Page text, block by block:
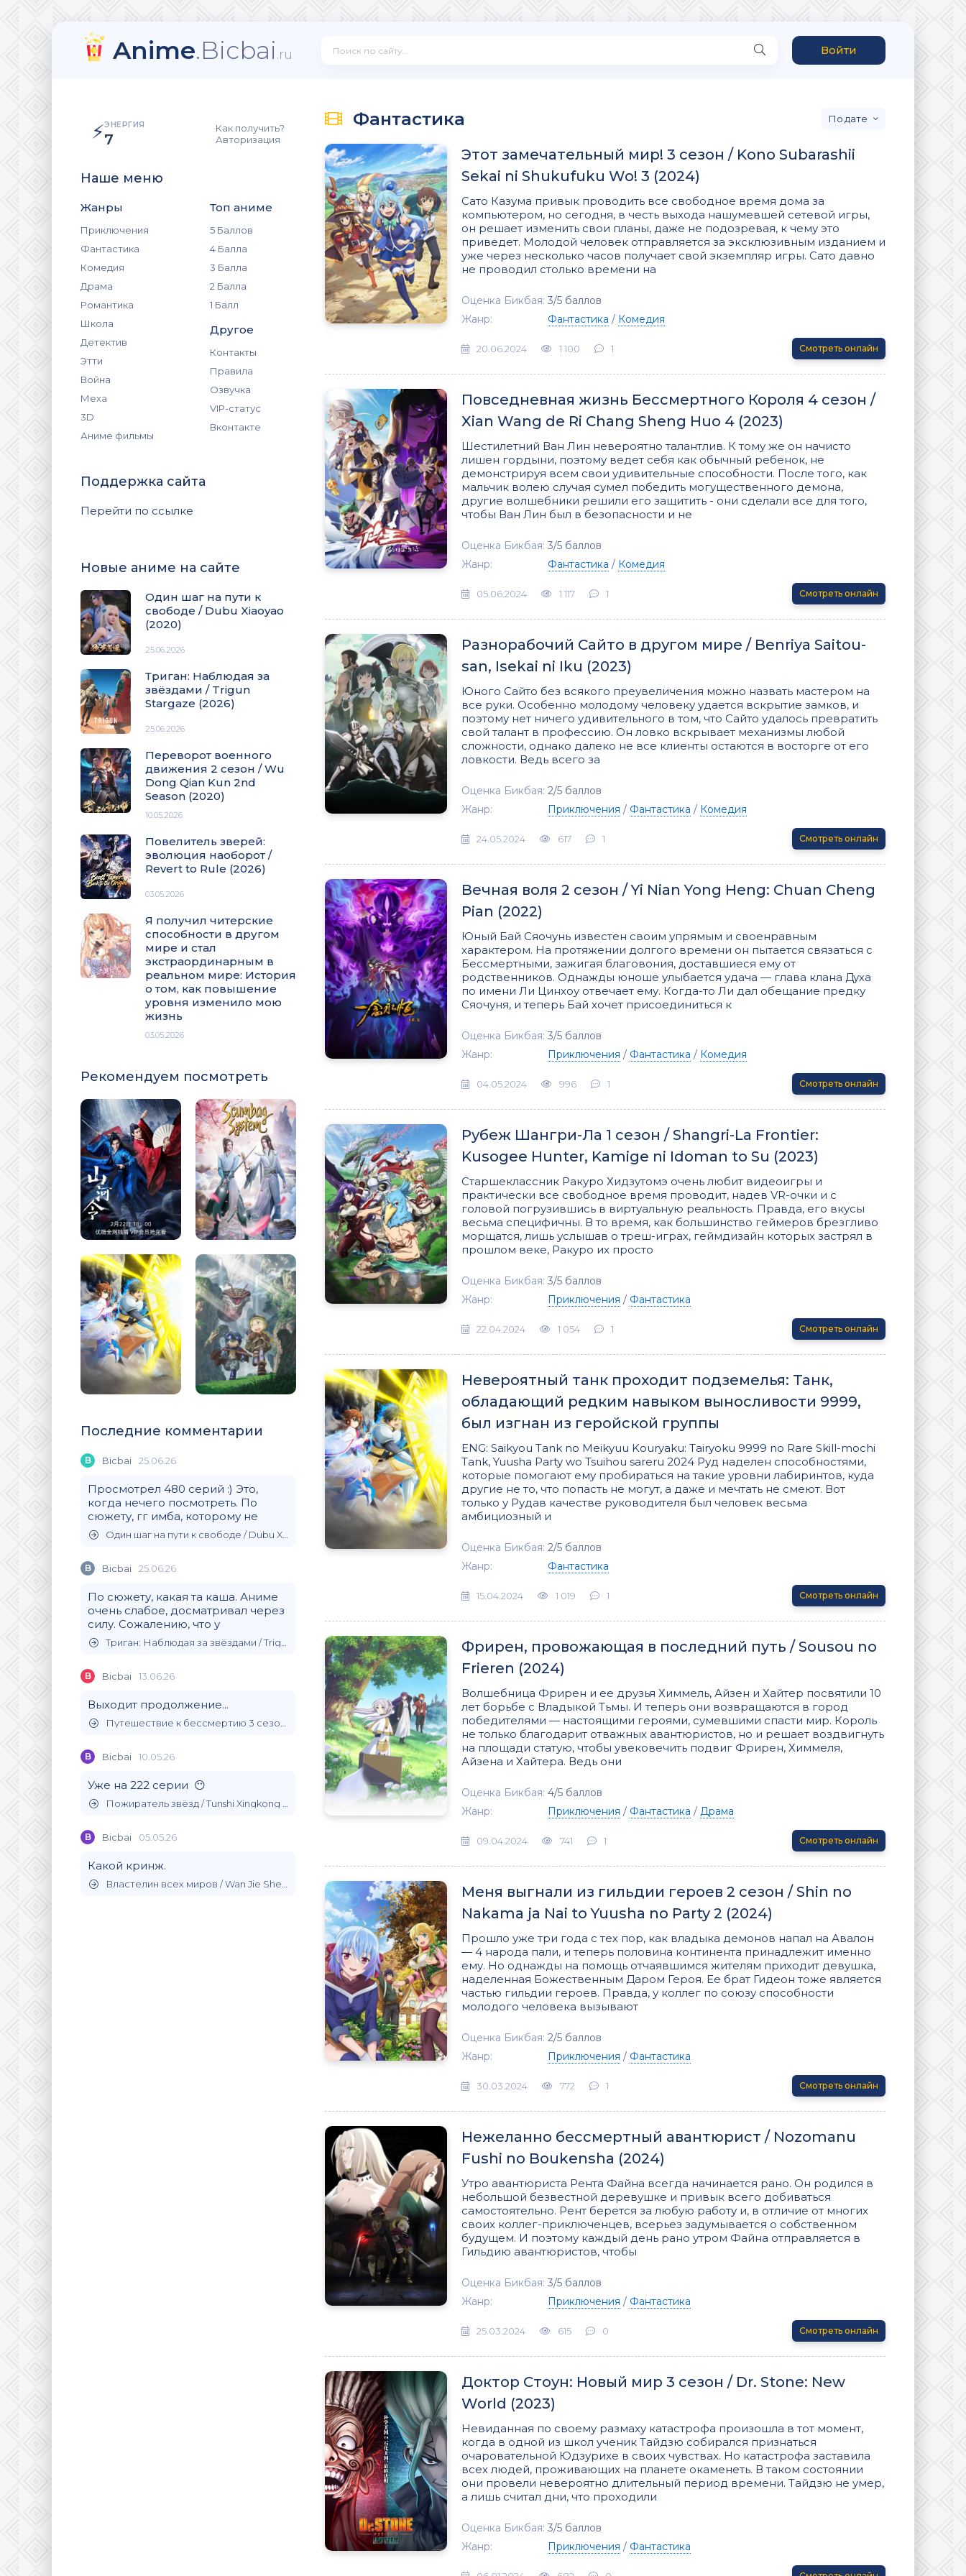
Anime.Bicbai.ru Войти
⚡ЭНЕРГИЯ
7
Как получить?
Авторизация
Наше меню
Жанры
Приключения
Фантастика
Комедия
Драма
Романтика
Школа
Детектив
Этти
Война
Меха
3D
Аниме фильмы
Топ аниме
5 Баллов
4 Балла
3 Балла
2 Балла
1 Балл
Другое
Контакты
Правила
Озвучка
VIP-статус
Вконтакте
Поддержка сайта
Перейти по ссылке
Новые аниме на сайте
Один шаг на пути к
свободе / Dubu Xiaoyao
(2020)
25.06.2026
Триган: Наблюдая за
звёздами / Trigun
Stargaze (2026)
25.06.2026
Переворот военного
движения 2 сезон / Wu
Dong Qian Kun 2nd
Season (2020)
10.05.2026
Повелитель зверей:
эволюция наоборот /
Revert to Rule (2026)
03.05.2026
Я получил читерские
способности в другом
мире и стал
экстраординарным в
реальном мире: История
о том, как повышение
уровня изменило мою
жизнь
03.05.2026
Рекомендуем посмотреть
Последние комментарии
B Bicbai 25.06.26
Просмотрел 480 серий :) Это,
когда нечего посмотреть. По
сюжету, гг имба, которому не
Один шаг на пути к свободе / Dubu Xiaoyao (2020)
B Bicbai 25.06.26
По сюжету, какая та каша. Аниме
очень слабое, досматривал через
силу. Сожалению, что у
Триган: Наблюдая за звёздами / Trigun Stargaze (2026)
B Bicbai 13.06.26
Выходит продолжение...
Путешествие к бессмертию 3 сезон / (2024)
B Bicbai 10.05.26
Уже на 222 серии 😶
Пожиратель звёзд / Tunshi Xingkong (2020)
B Bicbai 05.05.26
Какой кринж.
Властелин всех миров / Wan Jie Shen Zhu (2019)
Фантастика дате
Этот замечательный мир! 3 сезон / Kono Subarashii
Sekai ni Shukufuku Wo! 3 (2024)
Сато Казума привык проводить все свободное время дома за
компьютером, но сегодня, в честь выхода нашумевшей сетевой игры,
он решает изменить свои планы, даже не подозревая, к чему это
приведет. Молодой человек отправляется за эксклюзивным изданием и
уже через несколько часов получает свой экземпляр игры. Сато давно
не проводил столько времени на
Оценка Бикбая: 3/5 баллов
Жанр:
Фантастика / Комедия
20.06.2024 1 100 1 Смотреть онлайн
Повседневная жизнь Бессмертного Короля 4 сезон /
Xian Wang de Ri Chang Sheng Huo 4 (2023)
Шестилетний Ван Лин невероятно талантлив. К тому же он начисто
лишен гордыни, поэтому ведет себя как обычный ребенок, не
демонстрируя всем свои удивительные способности. После того, как
мальчик волею случая сумел победить могущественного демона,
другие волшебники решили его защитить - они сделали все для того,
чтобы Ван Лин был в безопасности и не
Оценка Бикбая: 3/5 баллов
Жанр:
Фантастика / Комедия
05.06.2024 1 117 1 Смотреть онлайн
Разнорабочий Сайто в другом мире / Benriya Saitou-
san, Isekai ni Iku (2023)
Юного Сайто без всякого преувеличения можно назвать мастером на
все руки. Особенно молодому человеку удается вскрытие замков, и
поэтому нет ничего удивительного в том, что Сайто удалось превратить
свой талант в профессию. Он ловко вскрывает механизмы любой
сложности, однако далеко не все клиенты остаются в восторге от его
ловкости. Ведь всего за
Оценка Бикбая: 2/5 баллов
Жанр:
Приключения / Фантастика / Комедия
24.05.2024 617 1 Смотреть онлайн
Вечная воля 2 сезон / Yi Nian Yong Heng: Chuan Cheng
Pian (2022)
Юный Бай Сяочунь известен своим упрямым и своенравным
характером. На протяжении долгого времени он пытается связаться с
Бессмертными, зажигая благовония, доставшиеся ему от
родственников. Однажды юноше улыбается удача — глава клана Духа
по имени Ли Цинхоу отвечает ему. Когда-то Ли дал обещание предку
Сяочуня, и теперь Бай хочет присоединиться к
Оценка Бикбая: 3/5 баллов
Жанр:
Приключения / Фантастика / Комедия
04.05.2024 996 1 Смотреть онлайн
Рубеж Шангри-Ла 1 сезон / Shangri-La Frontier:
Kusogee Hunter, Kamige ni Idoman to Su (2023)
Старшеклассник Ракуро Хидзутомэ очень любит видеоигры и
практически все свободное время проводит, надев VR-очки и с
головой погрузившись в виртуальную реальность. Правда, его вкусы
весьма специфичны. В то время, как большинство геймеров брезгливо
морщатся, лишь услышав о треш-играх, геймдизайн которых застрял в
прошлом веке, Ракуро их просто
Оценка Бикбая: 3/5 баллов
Жанр:
Приключения / Фантастика
22.04.2024 1 054 1 Смотреть онлайн
Невероятный танк проходит подземелья: Танк,
обладающий редким навыком выносливости 9999,
был изгнан из геройской группы
ENG: Saikyou Tank no Meikyuu Kouryaku: Tairyoku 9999 no Rare Skill-mochi
Tank, Yuusha Party wo Tsuihou sareru 2024 Руд наделен способностями,
которые помогают ему пробираться на такие уровни лабиринтов, куда
другие не то, что попасть не могут, а даже и мечтать не смеют. Вот
только у Рудав качестве руководителя был человек весьма
амбициозный и
Оценка Бикбая: 2/5 баллов
Жанр:
Фантастика
15.04.2024 1 019 1 Смотреть онлайн
Фрирен, провожающая в последний путь / Sousou no
Frieren (2024)
Волшебница Фрирен и ее друзья Химмель, Айзен и Хайтер посвятили 10
лет борьбе с Владыкой Тьмы. И теперь они возвращаются в город
победителями — настоящими героями, сумевшими спасти мир. Король
не только благодарит отважных авантюристов, но и решает воздвигнуть
на площади статую, чтобы увековечить подвиг Фрирен, Химмеля,
Айзена и Хайтера. Ведь они
Оценка Бикбая: 4/5 баллов
Жанр:
Приключения / Фантастика / Драма
09.04.2024 741 1 Смотреть онлайн
Меня выгнали из гильдии героев 2 сезон / Shin no
Nakama ja Nai to Yuusha no Party 2 (2024)
Прошло уже три года с тех пор, как владыка демонов напал на Авалон
— 4 народа пали, и теперь половина континента принадлежит именно
ему. Но однажды на помощь отчаявшимся жителям приходит девушка,
наделенная Божественным Даром Героя. Ее брат Гидеон тоже является
частью гильдии героев. Правда, у коллег по союзу способности
молодого человека вызывают
Оценка Бикбая: 2/5 баллов
Жанр:
Приключения / Фантастика
30.03.2024 772 1 Смотреть онлайн
Нежеланно бессмертный авантюрист / Nozomanu
Fushi no Boukensha (2024)
Утро авантюриста Рента Файна всегда начинается рано. Он родился в
небольшой безвестной деревушке и привык всего добиваться
самостоятельно. Рент берется за любую работу и, в отличие от многих
своих коллег-приключенцев, всерьез задумывается о собственном
будущем. И поэтому каждый день рано утром Файна отправляется в
Гильдию авантюристов, чтобы
Оценка Бикбая: 3/5 баллов
Жанр:
Приключения / Фантастика
25.03.2024 615 0 Смотреть онлайн
Доктор Стоун: Новый мир 3 сезон / Dr. Stone: New
World (2023)
Невиданная по своему размаху катастрофа произошла в тот момент,
когда в одной из школ ученик Тайдзю собирался признаться
очаровательной Юдзурихе в своих чувствах. Но катастрофа заставила
всех людей, проживающих на планете окаменеть. В таком состоянии
они провели невероятно длительный период времени. Тайдзю не умер,
а лишь считал дни, что проходили
Оценка Бикбая: 3/5 баллов
Жанр:
Приключения / Фантастика